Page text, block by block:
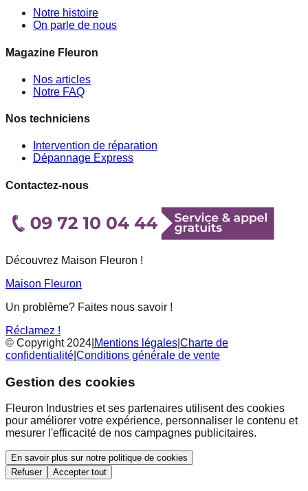
Notre histoire
On parle de nous
Magazine Fleuron
Nos articles
Notre FAQ
Nos techniciens
Intervention de réparation
Dépannage Express
Contactez-nous
Découvrez Maison Fleuron !
Maison Fleuron
Un problème? Faites nous savoir !
Réclamez !
© Copyright 2024 Mentions légales Charte de
confidentialité Conditions générale de vente
Gestion des cookies
Fleuron Industries et ses partenaires utilisent des cookies
pour améliorer votre expérience, personnaliser le contenu et
mesurer l'efficacité de nos campagnes publicitaires.
En savoir plus sur notre politique de cookies
Refuser
Accepter tout